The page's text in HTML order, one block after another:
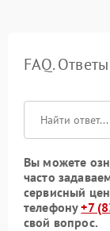
FAQ.
Вы можете
часто
сервисный
телефону+7
свой вопрос.